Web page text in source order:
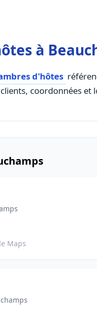
à
d'hôtes
coordonnées et
Maps